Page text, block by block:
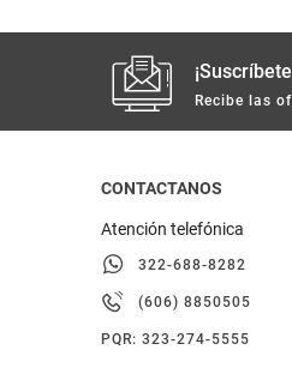
Recibe las
CONTACTANOS
Atención telefónica
322-688-8282
(606) 8850505
PQR: 323-274-5555